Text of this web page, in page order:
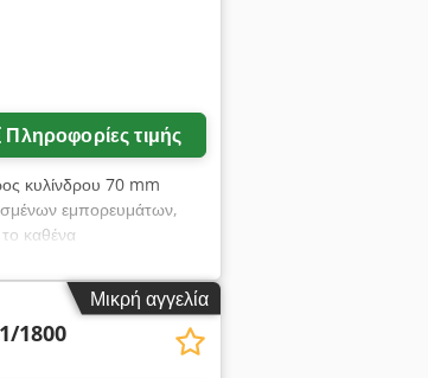
Πληροφορίες τιμής
κυλίνδρου 70 mm
εμπορευμάτων,
καθένα
Μικρή αγγελία
1800